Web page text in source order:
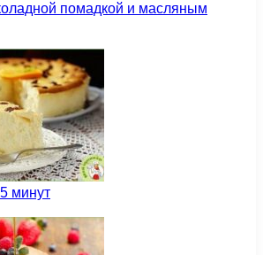
помадкой и масляным
минут